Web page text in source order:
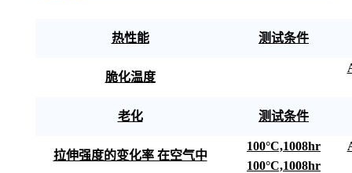
热性能 测试条件
脆化温度
老化 测试条件
拉伸强度的变化率 在空气中
100°C,1008hr
100°C,1008hr